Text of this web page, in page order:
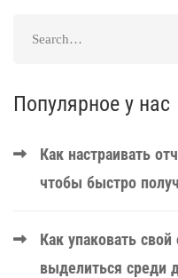
Популярное у нас
Как настраивать
чтобы быстро
Как упаковать
выделиться среди